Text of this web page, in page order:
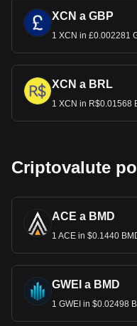
XCN a GBP
1 XCN in £0.002281
XCN a BRL
1 XCN in R$0.01568
Criptovalute
ACE a BMD
1 ACE in $0.1440
GWEI a BMD
1 GWEI in $0.02498